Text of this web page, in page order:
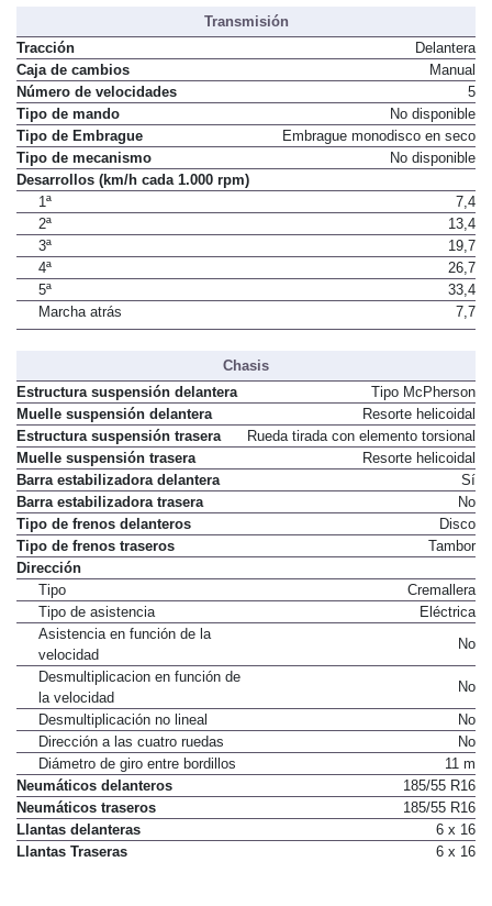
Transmisión
Tracción
Delantera
Caja de cambios
Manual
Número de velocidades
5
Tipo de mando
No disponible
Tipo de Embrague
Embrague monodisco en seco
Tipo de mecanismo
No disponible
Desarrollos (km/h cada 1.000 rpm)
1ª
7,4
2ª
13,4
3ª
19,7
4ª
26,7
5ª
33,4
Marcha atrás
7,7
Chasis
Estructura suspensión delantera
Tipo McPherson
Muelle suspensión delantera
Resorte helicoidal
Estructura suspensión trasera
Rueda tirada con elemento torsional
Muelle suspensión trasera
Resorte helicoidal
Barra estabilizadora delantera
Sí
Barra estabilizadora trasera
No
Tipo de frenos delanteros
Disco
Tipo de frenos traseros
Tambor
Dirección
Tipo
Cremallera
Tipo de asistencia
Eléctrica
Asistencia en función de la
velocidad
No
Desmultiplicacion en función de
la velocidad
No
Desmultiplicación no lineal
No
Dirección a las cuatro ruedas
No
Diámetro de giro entre bordillos
11 m
Neumáticos delanteros
185/55 R16
Neumáticos traseros
185/55 R16
Llantas delanteras
6 x 16
Llantas Traseras
6 x 16